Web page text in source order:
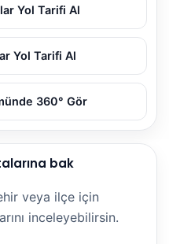
Yol Tarifi Al
Yol Tarifi Al
360° Gör
bak
veya ilçe için
inceleyebilirsin.